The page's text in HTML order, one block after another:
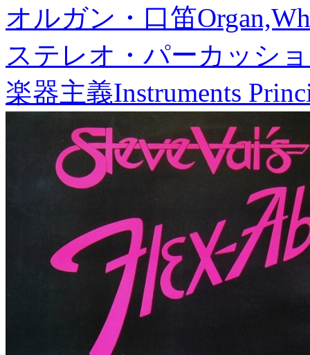
オルガン・口笛
ステレオ・パーカッシ
楽器主義Instruments